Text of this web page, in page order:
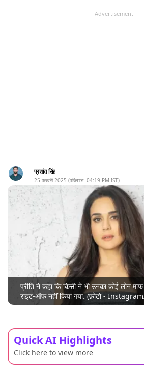
Advertisement
प्रशांत सिंह
25 फ़रवरी 2025 (पब्लिश्ड: 04:19 PM IST)
प्रीति ने कहा कि किसी ने भी उनका कोई लोन
राइट-ऑफ नहीं किया गया. (फ़ोटो -
Quick AI Highlights
Click here to view more